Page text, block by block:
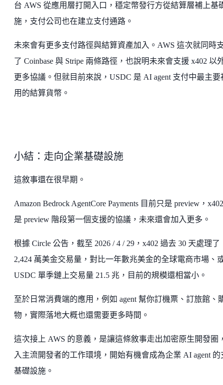
台 AWS 從應用層打開入口，穩定幣發行方從結算層補上基
施，支付公司也在建立支付通路。
未來會有更多支付路徑與結算資產加入。AWS 這次就同時
了 Coinbase 與 Stripe 兩條路徑，也說明未來會支援 x402 以
更多協議。但就目前來說，USDC 是 AI agent 支付中最主要
用的結算貨幣。
小結：走向企業基礎設施
這敘事還在很早期。
Amazon Bedrock AgentCore Payments 目前只是 preview，
是 preview 階段第一個支援的協議，未來還會加入更多。
根據 Circle 公告，截至 2026 / 4 / 29，x402 過去 30 天處理了
2,424 萬美金交易量，對比一年數兆美金的全球電商市場、
USDC 單季鏈上交易量 21.5 兆，目前的規模還相當小。
至於日常消費端的應用，例如 agent 幫你訂機票、訂旅館、
物，實際落地大概也還需要更多時間。
這次接上 AWS 的意義，是讓這條敘事走出加密原生開發圈
入主流開發者的工作環境，開始有機會成為企業 AI agent 的
基礎設施。